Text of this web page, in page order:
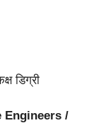
डिग्री
Engineers /